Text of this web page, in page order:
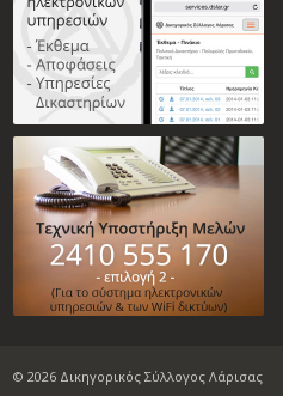
© 2026 Δικηγορικός Σύλλογος Λάρισας